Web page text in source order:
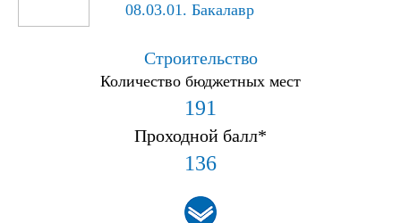
08.03.01. Бакалавр
Строительство
Количество бюджетных мест
191
Проходной балл*
136